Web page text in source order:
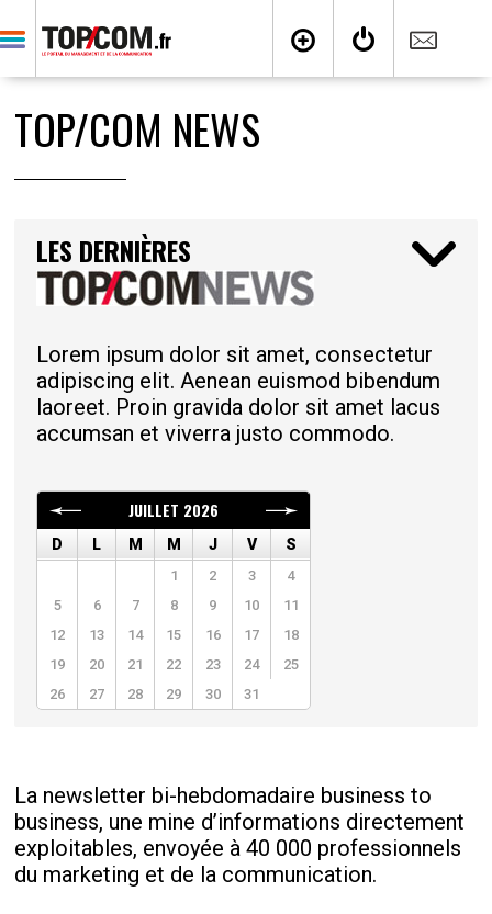
TOP/COM NEWS
LES DERNIÈRES
Lorem ipsum dolor sit amet, consectetur
adipiscing elit. Aenean euismod bibendum
laoreet. Proin gravida dolor sit amet lacus
accumsan et viverra justo commodo.
JUILLET 2026
D L M M J V S
1 2 3
4
5
6 7 8 9 10
11
12
13 14 15 16 17
18
19
20 21 22 23 24
25
26
27 28 29 30 31
La newsletter bi-hebdomadaire business to
business, une mine d’informations directement
exploitables, envoyée à 40 000 professionnels
du marketing et de la communication.